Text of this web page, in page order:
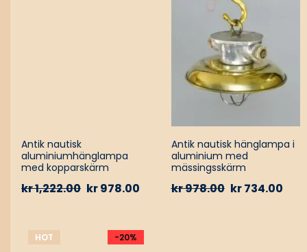
Antik nautisk
aluminiumhänglampa
med kopparskärm
kr1,222.00 kr978.00
Antik nautisk hänglampa i
aluminium med
mässingsskärm
kr978.00 kr734.00
HOT -20%-17%